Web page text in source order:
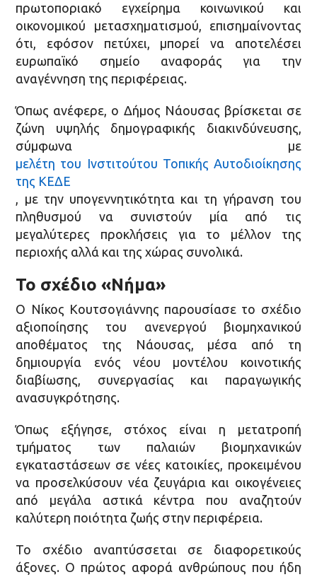
πρωτοποριακό εγχείρημα κοινωνικού και
οικονομικού μετασχηματισμού, επισημαίνοντας
ότι, εφόσον πετύχει, μπορεί να αποτελέσει
ευρωπαϊκό σημείο αναφοράς για την
αναγέννηση της περιφέρειας.
Όπως ανέφερε, ο Δήμος Νάουσας βρίσκεται σε
ζώνη υψηλής δημογραφικής διακινδύνευσης,
σύμφωνα με
μελέτη του Ινστιτούτου Τοπικής Αυτοδιοίκησης
της ΚΕΔΕ
, με την υπογεννητικότητα και τη γήρανση του
πληθυσμού να συνιστούν μία από τις
μεγαλύτερες προκλήσεις για το μέλλον της
περιοχής αλλά και της χώρας συνολικά.
Το σχέδιο «Νήμα»
Ο Νίκος Κουτσογιάννης παρουσίασε το σχέδιο
αξιοποίησης του ανενεργού βιομηχανικού
αποθέματος της Νάουσας, μέσα από τη
δημιουργία ενός νέου μοντέλου κοινοτικής
διαβίωσης, συνεργασίας και παραγωγικής
ανασυγκρότησης.
Όπως εξήγησε, στόχος είναι η μετατροπή
τμήματος των παλαιών βιομηχανικών
εγκαταστάσεων σε νέες κατοικίες, προκειμένου
να προσελκύσουν νέα ζευγάρια και οικογένειες
από μεγάλα αστικά κέντρα που αναζητούν
καλύτερη ποιότητα ζωής στην περιφέρεια.
Το σχέδιο αναπτύσσεται σε διαφορετικούς
άξονες. Ο πρώτος αφορά ανθρώπους που ήδη